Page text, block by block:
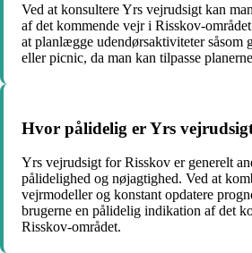
Ved at konsultere Yrs vejrudsigt kan
af det kommende vejr i Risskov-
at planlægge udendørsaktiviteter såsom
eller picnic, da man kan tilpasse
Hvor pålidelig er Yrs
Yrs vejrudsigt for Risskov er generelt
pålidelighed og nøjagtighed. Ved at
vejrmodeller og konstant opdatere
brugerne en pålidelig indikation af det
Risskov-området.